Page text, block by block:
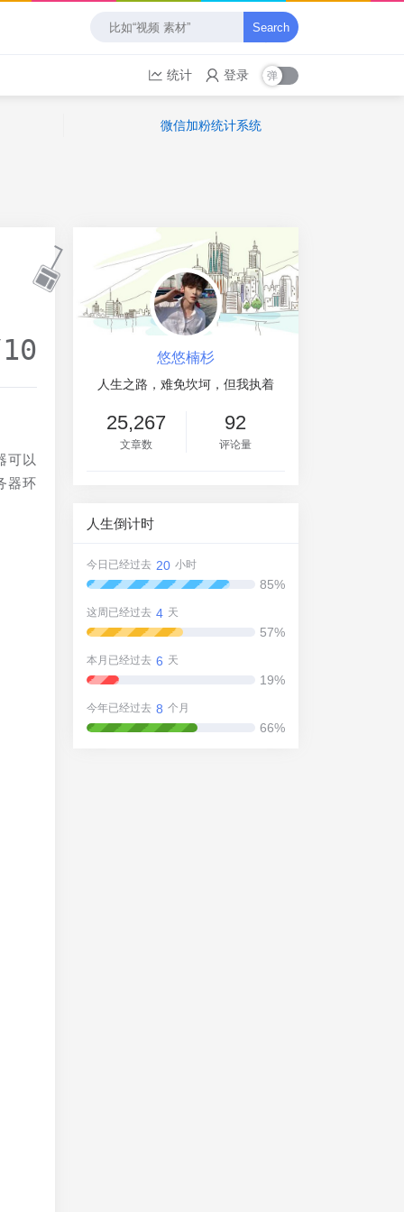
Search
统计 登录
微信加粉统计系统
可以
器环
悠悠楠杉
人生之路，难免坎坷，但我执着
25,267
文章数
92
评论量
人生倒计时
今日已经过去 20 小时
85%
这周已经过去 4 天
57%
本月已经过去 6 天
19%
今年已经过去 8 个月
66%